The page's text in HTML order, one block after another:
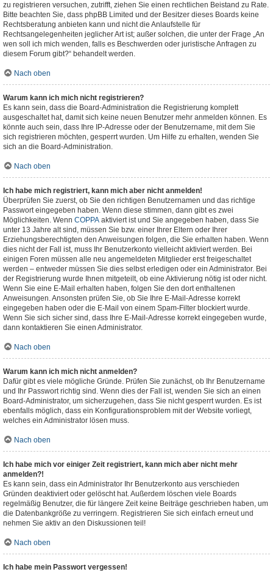
zu registrieren versuchen, zutrifft, ziehen Sie einen rechtlichen Beistand zu Rate.
Bitte beachten Sie, dass phpBB Limited und der Besitzer dieses Boards keine
Rechtsberatung anbieten kann und nicht die Anlaufstelle für
Rechtsangelegenheiten jeglicher Art ist; außer solchen, die unter der Frage „An
wen soll ich mich wenden, falls es Beschwerden oder juristische Anfragen zu
diesem Forum gibt?“ behandelt werden.
Nach oben
Warum kann ich mich nicht registrieren?
Es kann sein, dass die Board-Administration die Registrierung komplett
ausgeschaltet hat, damit sich keine neuen Benutzer mehr anmelden können. Es
könnte auch sein, dass Ihre IP-Adresse oder der Benutzername, mit dem Sie
sich registrieren möchten, gesperrt wurden. Um Hilfe zu erhalten, wenden Sie
sich an die Board-Administration.
Nach oben
Ich habe mich registriert, kann mich aber nicht anmelden!
Überprüfen Sie zuerst, ob Sie den richtigen Benutzernamen und das richtige
Passwort eingegeben haben. Wenn diese stimmen, dann gibt es zwei
Möglichkeiten. Wenn COPPA aktiviert ist und Sie angegeben haben, dass Sie
unter 13 Jahre alt sind, müssen Sie bzw. einer Ihrer Eltern oder Ihrer
Erziehungsberechtigten den Anweisungen folgen, die Sie erhalten haben. Wenn
dies nicht der Fall ist, muss Ihr Benutzerkonto vielleicht aktiviert werden. Bei
einigen Foren müssen alle neu angemeldeten Mitglieder erst freigeschaltet
werden – entweder müssen Sie dies selbst erledigen oder ein Administrator. Bei
der Registrierung wurde Ihnen mitgeteilt, ob eine Aktivierung nötig ist oder nicht.
Wenn Sie eine E-Mail erhalten haben, folgen Sie den dort enthaltenen
Anweisungen. Ansonsten prüfen Sie, ob Sie Ihre E-Mail-Adresse korrekt
eingegeben haben oder die E-Mail von einem Spam-Filter blockiert wurde.
Wenn Sie sich sicher sind, dass Ihre E-Mail-Adresse korrekt eingegeben wurde,
dann kontaktieren Sie einen Administrator.
Nach oben
Warum kann ich mich nicht anmelden?
Dafür gibt es viele mögliche Gründe. Prüfen Sie zunächst, ob Ihr Benutzername
und Ihr Passwort richtig sind. Wenn dies der Fall ist, wenden Sie sich an einen
Board-Administrator, um sicherzugehen, dass Sie nicht gesperrt wurden. Es ist
ebenfalls möglich, dass ein Konfigurationsproblem mit der Website vorliegt,
welches ein Administrator lösen muss.
Nach oben
Ich habe mich vor einiger Zeit registriert, kann mich aber nicht mehr
anmelden?!
Es kann sein, dass ein Administrator Ihr Benutzerkonto aus verschieden
Gründen deaktiviert oder gelöscht hat. Außerdem löschen viele Boards
regelmäßig Benutzer, die für längere Zeit keine Beiträge geschrieben haben, um
die Datenbankgröße zu verringern. Registrieren Sie sich einfach erneut und
nehmen Sie aktiv an den Diskussionen teil!
Nach oben
Ich habe mein Passwort vergessen!